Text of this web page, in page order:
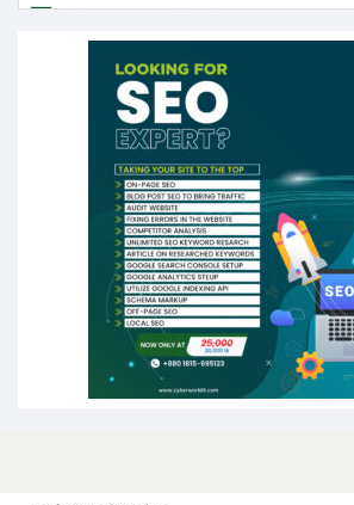
এবার লঞ্চের ভাড়া বাড়ল
১৭ থেকে ২১ শতাংশ বিদ্যুতের দাম
১৬ মে চাঁদপুর ও ২৫ মে ফেনী সফরে যাবেন
উচ্চশিক্ষায় গৌরবময় অর্জন: পূর্ণ
পিএইচডি করছেন কুয়েটের কৃতি…
সারা দেশে বজ্রাঘাতে ১৪ জনের প্রাণহানি
কঠোর হচ্ছে এসএসসি ও এইচএসসি
ফরিদগঞ্জে আগুনে পুড়লো ৬ ব্যবসা